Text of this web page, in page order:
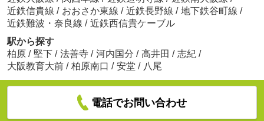
近鉄信貴線 / おおさか東線 / 近鉄長野線 / 地下鉄谷町線 /
近鉄難波・奈良線 / 近鉄西信貴ケーブル
駅から探す
柏原 / 堅下 / 法善寺 / 河内国分 / 高井田 / 志紀 /
大阪教育大前 / 柏原南口 / 安堂 / 八尾
電話でお問い合わせ